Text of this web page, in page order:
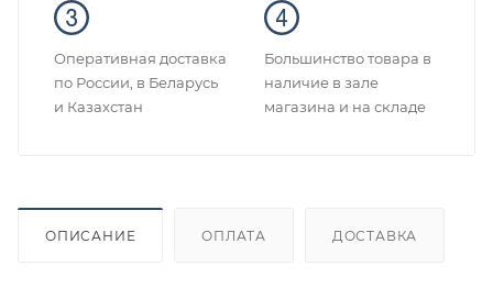
Оперативная доставка
по России, в Беларусь
и Казахстан
Большинство товара в
наличие в зале
магазина и на складе
ОПИСАНИЕ ОПЛАТА ДОСТАВКА